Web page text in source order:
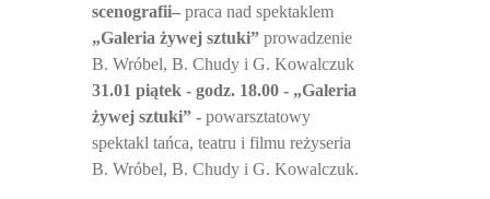
scenografii– praca nad spektaklem
„Galeria żywej sztuki” prowadzenie
B. Wróbel, B. Chudy i G. Kowalczuk
31.01 piątek - godz. 18.00 - „Galeria
żywej sztuki” - powarsztatowy
spektakl tańca, teatru i filmu reżyseria
B. Wróbel, B. Chudy i G. Kowalczuk.